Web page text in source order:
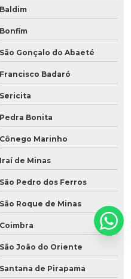
Baldim
Bonfim
São Gonçalo do Abaeté
Francisco Badaró
Sericita
Pedra Bonita
Cônego Marinho
Iraí de Minas
São Pedro dos Ferros
São Roque de Minas
Coimbra
São João do Oriente
Santana de Pirapama